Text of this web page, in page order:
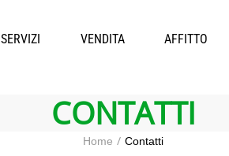
SERVIZI VENDITA AFFITTO
CONTATTI
Home Contatti